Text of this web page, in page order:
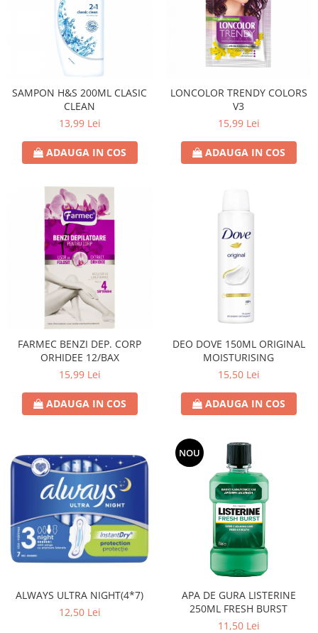
SAMPON H&S 200ML CLASIC
CLEAN
13,99 Lei
ADAUGA IN COS
LONCOLOR TRENDY COLORS
V3
15,99 Lei
ADAUGA IN COS
FARMEC BENZI DEP. CORP
ORHIDEE 12/BAX
15,99 Lei
ADAUGA IN COS
DEO DOVE 150ML ORIGINAL
MOISTURISING
15,50 Lei
ADAUGA IN COS
ALWAYS ULTRA NIGHT(4*7)
12,50 Lei
NOU
APA DE GURA LISTERINE
250ML FRESH BURST
11,50 Lei